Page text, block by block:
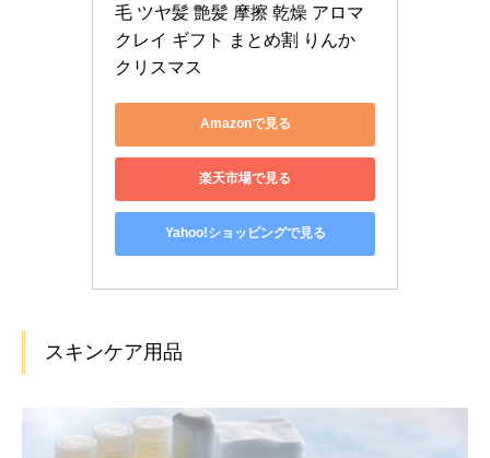
毛 ツヤ髪 艶髪 摩擦 乾燥 アロマ
クレイ ギフト まとめ割 りんか
クリスマス
Amazonで見る
楽天市場で見る
Yahoo!ショッピングで見る
スキンケア用品